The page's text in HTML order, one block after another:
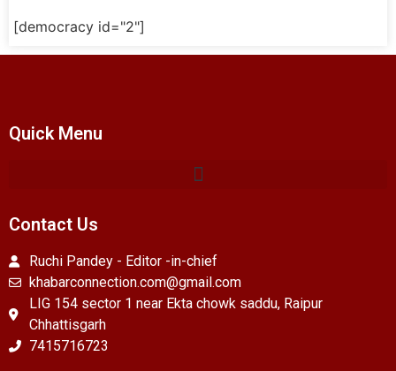
[democracy id="2"]
Quick Menu
Contact Us
Ruchi Pandey - Editor -in-chief
khabarconnection.com@gmail.com
LIG 154 sector 1 near Ekta chowk saddu, Raipur
Chhattisgarh
7415716723